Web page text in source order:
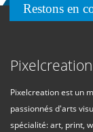
Restons en
Pixelcreation
Pixelcreation est un
passionnés d'arts
spécialité: art, print,